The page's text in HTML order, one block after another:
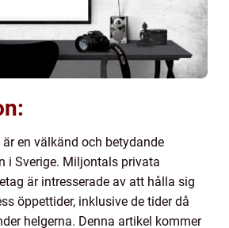
en välkänd och betydande
i Sverige. Miljontals privata
är intresserade av att hålla sig
öppettider, inklusive de tider då
helgerna. Denna artikel kommer